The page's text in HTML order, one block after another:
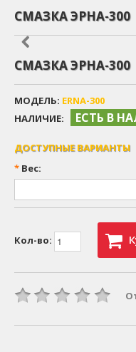
СМАЗКА ЭРНА-300
СМАЗКА ЭРНА-300
МОДЕЛЬ: ERNA-300
НАЛИЧИЕ:
ЕСТЬ В
ДОСТУПНЫЕ ВАРИАНТЫ
* Вес:
Кол-во: